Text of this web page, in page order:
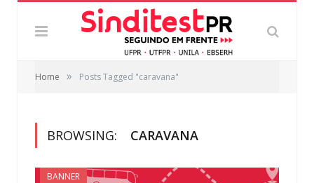
Home » Posts Tagged "caravana"
BROWSING: CARAVANA
BANNER